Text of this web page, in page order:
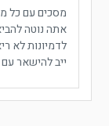
מסכים עם כל
אתה נוטה
לדמיונות לא
ייב להישאר